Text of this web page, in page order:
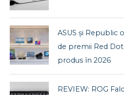
ASUS și Republic
de premii Red
produs în 2026
REVIEW: ROG